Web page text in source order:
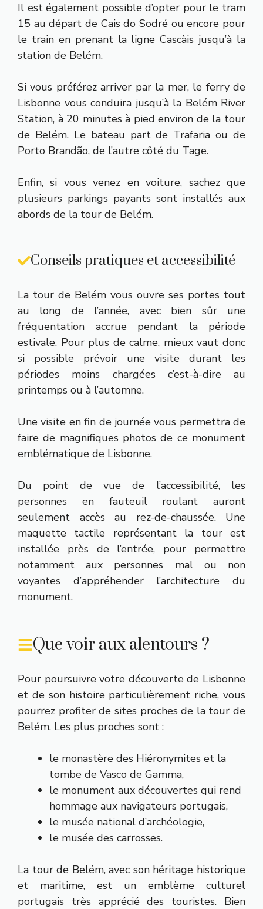
Il est également possible d’opter pour le tram
15 au départ de Cais do Sodré ou encore pour
le train en prenant la ligne Cascàis jusqu’à la
station de Belém.
Si vous préférez arriver par la mer, le ferry de
Lisbonne vous conduira jusqu’à la Belém River
Station, à 20 minutes à pied environ de la tour
de Belém. Le bateau part de Trafaria ou de
Porto Brandão, de l’autre côté du Tage.
Enfin, si vous venez en voiture, sachez que
plusieurs parkings payants sont installés aux
abords de la tour de Belém.
Conseils pratiques et accessibilité
La tour de Belém vous ouvre ses portes tout
au long de l’année, avec bien sûr une
fréquentation accrue pendant la période
estivale. Pour plus de calme, mieux vaut donc
si possible prévoir une visite durant les
périodes moins chargées c’est-à-dire au
printemps ou à l’automne.
Une visite en fin de journée vous permettra de
faire de magnifiques photos de ce monument
emblématique de Lisbonne.
Du point de vue de l’accessibilité, les
personnes en fauteuil roulant auront
seulement accès au rez-de-chaussée. Une
maquette tactile représentant la tour est
installée près de l’entrée, pour permettre
notamment aux personnes mal ou non
voyantes d’appréhender l’architecture du
monument.
Que voir aux alentours ?
Pour poursuivre votre découverte de Lisbonne
et de son histoire particulièrement riche, vous
pourrez profiter de sites proches de la tour de
Belém. Les plus proches sont :
le monastère des Hiéronymites et la
tombe de Vasco de Gamma,
le monument aux découvertes qui rend
hommage aux navigateurs portugais,
le musée national d’archéologie,
le musée des carrosses.
La tour de Belém, avec son héritage historique
et maritime, est un emblème culturel
portugais très apprécié des touristes. Bien